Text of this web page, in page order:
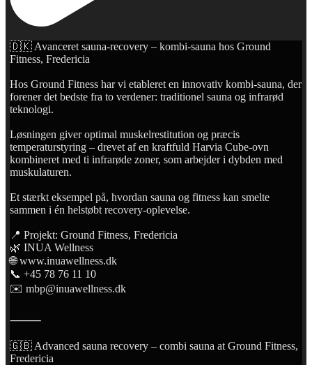
🇩🇰 Avanceret sauna-recovery – kombi-sauna hos Ground
Fitness, Fredericia
Hos Ground Fitness har vi etableret en innovativ kombi-sauna, der
forener det bedste fra to verdener: traditionel sauna og infrarød
teknologi.
Løsningen giver optimal muskelrestitution og præcis
temperaturstyring – drevet af en kraftfuld Harvia Cube-ovn
kombineret med ti infrarøde zoner, som arbejder i dybden med
muskulaturen.
Et stærkt eksempel på, hvordan sauna og fitness kan smelte
sammen i én helstøbt recovery-oplevelse.
📍 Projekt: Ground Fitness, Fredericia
🌿 INUA Wellness
🌐 www.inuawellness.dk
📞 +45 78 76 11 10
✉️ mbp@inuawellness.dk
⸻
🇬🇧 Advanced sauna recovery – combi sauna at Ground Fitness,
Fredericia